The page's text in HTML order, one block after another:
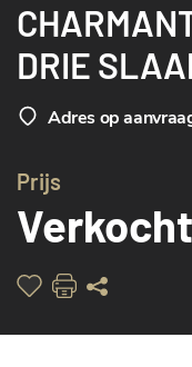
DRIE
VLAKBIJ
Adres op
Prijs
Verkocht